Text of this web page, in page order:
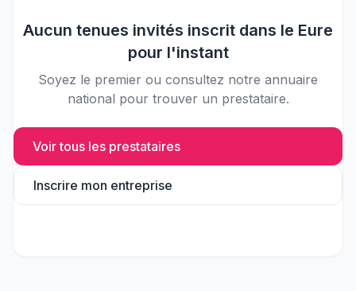
Aucun tenues invités inscrit dans le Eure
pour l'instant
Soyez le premier ou consultez notre annuaire
national pour trouver un prestataire.
Voir tous les prestataires
Inscrire mon entreprise